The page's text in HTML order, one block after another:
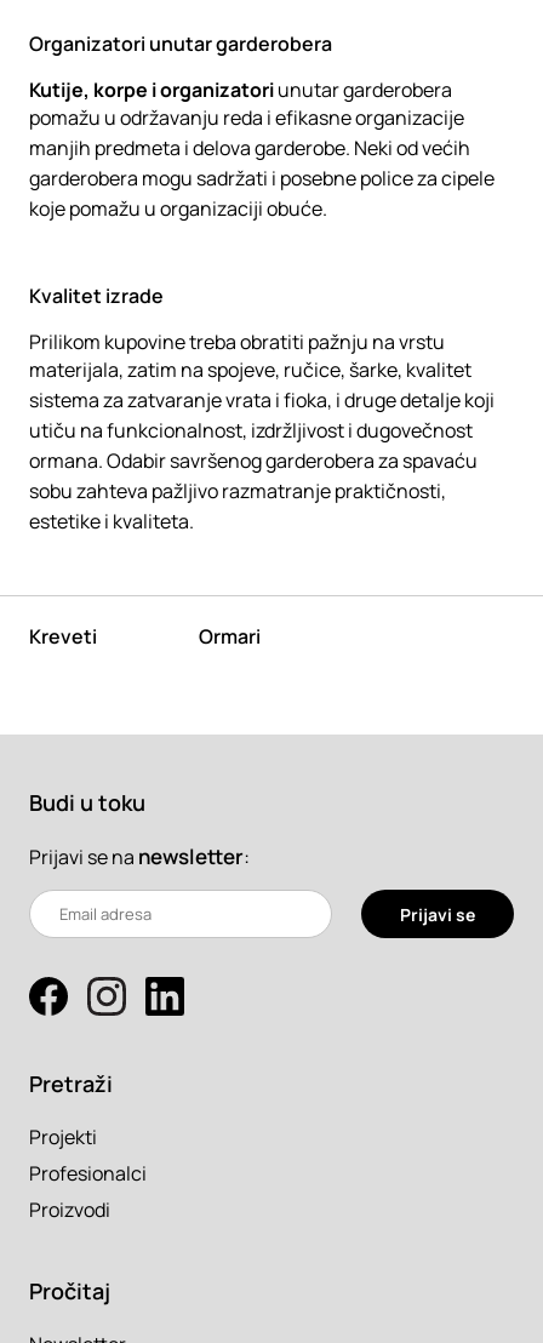
Organizatori unutar garderobera
Kutije, korpe i organizatoriunutar garderobera
pomažu u održavanju reda i efikasne organizacije
manjih predmeta i delova garderobe. Neki od većih
garderobera mogu sadržati i posebne police za cipele
koje pomažu u organizaciji obuće.
Kvalitet izrade
Prilikom kupovine treba obratiti pažnju na vrstu
materijala, zatim na spojeve, ručice, šarke, kvalitet
sistema za zatvaranje vrata i fioka, i druge detalje koji
utiču na funkcionalnost, izdržljivost i dugovečnost
ormana. Odabir savršenog garderobera za spavaću
sobu zahteva pažljivo razmatranje praktičnosti,
estetike i kvaliteta.
Kreveti Ormari
Budi u toku
Prijavi se na newsletter:
Prijavi se
Pretraži
Projekti
Profesionalci
Proizvodi
Pročitaj